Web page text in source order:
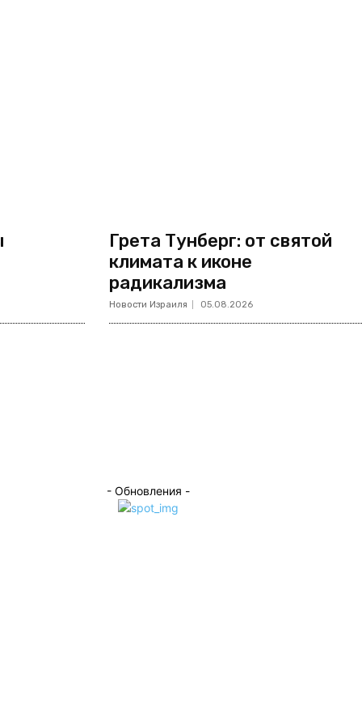
Грета Тунберг: от святой
климата к иконе
радикализма
Новости Израиля 05.08.2026
- Обновления -